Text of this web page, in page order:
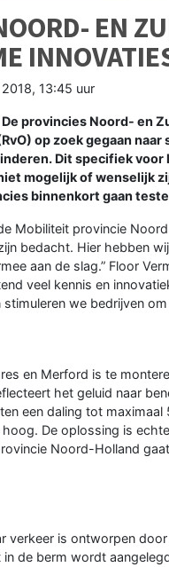
EN
2018, 13:45 uur
De provincies Noord- en
op zoek gegaan
Dit specifiek
mogelijk of wenselijk
binnenkort gaan
Mobiliteit provincie
bedacht. Hier hebben
aan de slag.” Floor
veel kennis en
we bedrijven om
en Merford is te
het geluid naar
een daling tot
De oplossing is
Noord-Holland
verkeer is ontworpen
de berm wordt